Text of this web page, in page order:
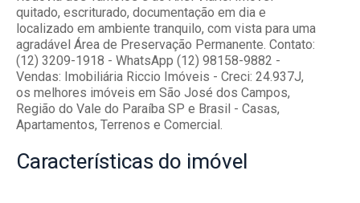
quitado, escriturado, documentação em dia e
localizado em ambiente tranquilo, com vista para uma
agradável Área de Preservação Permanente. Contato:
(12) 3209-1918 - WhatsApp (12) 98158-9882 -
Vendas: Imobiliária Riccio Imóveis - Creci: 24.937J,
os melhores imóveis em São José dos Campos,
Região do Vale do Paraíba SP e Brasil - Casas,
Apartamentos, Terrenos e Comercial.
Características do imóvel